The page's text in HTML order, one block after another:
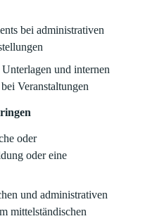
bei administrativen
und internen
Veranstaltungen
oder
oder eine
und administrativen
mittelständischen